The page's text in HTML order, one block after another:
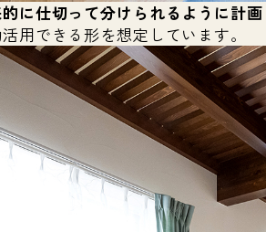
に仕切って分けられるように計画
用できる形を想定しています。